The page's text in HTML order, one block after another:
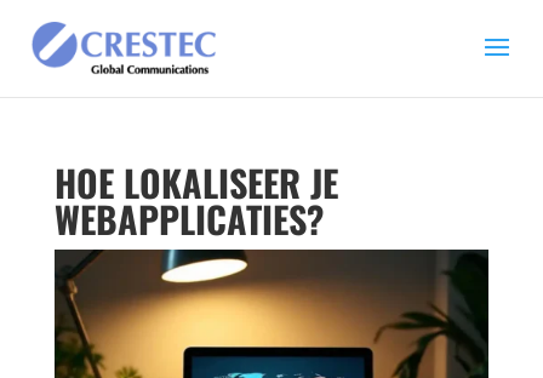
HOE LOKALISEER JE
WEBAPPLICATIES?